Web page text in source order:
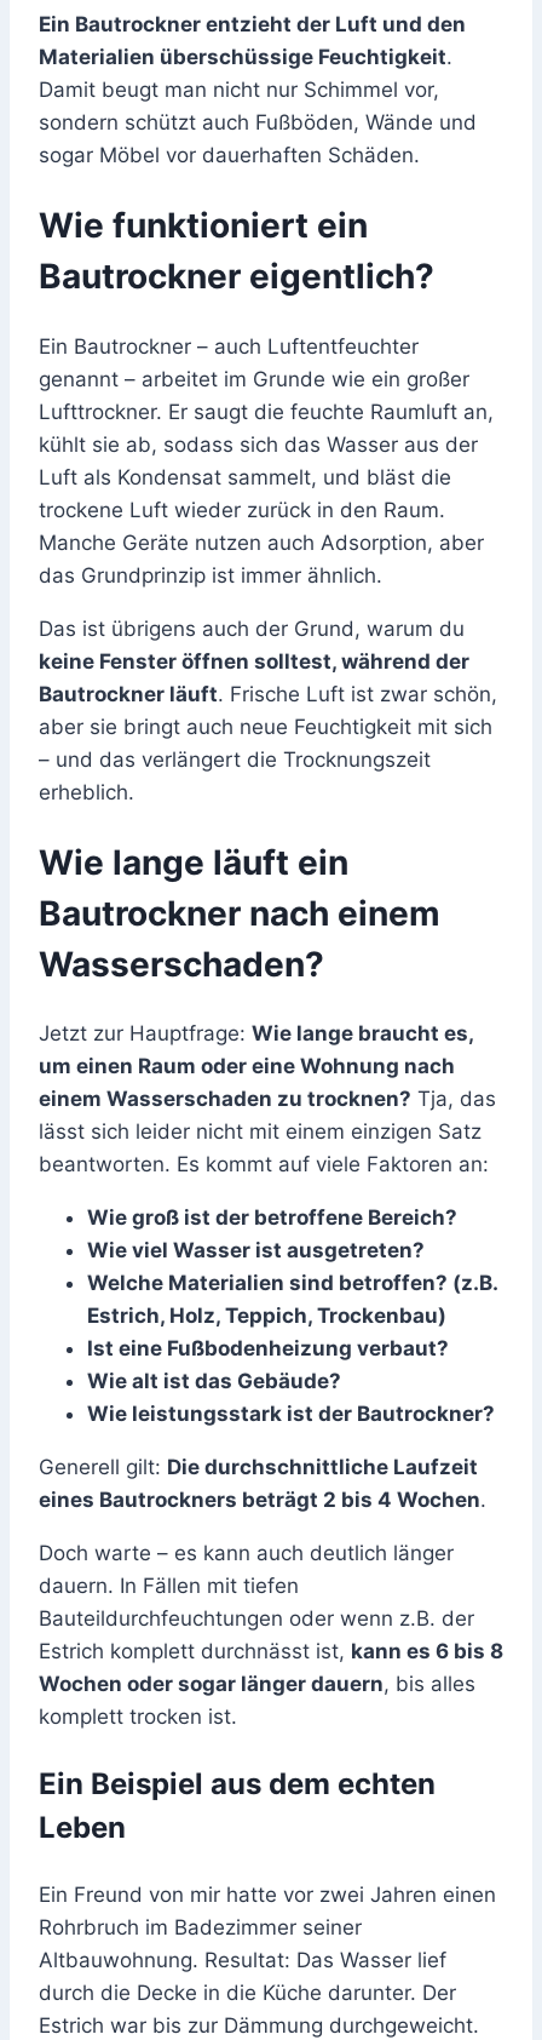
Ein Bautrockner entzieht der Luft und den
Materialien überschüssige Feuchtigkeit.
Damit beugt man nicht nur Schimmel vor,
sondern schützt auch Fußböden, Wände und
sogar Möbel vor dauerhaften Schäden.
Wie funktioniert ein
Bautrockner eigentlich?
Ein Bautrockner – auch Luftentfeuchter
genannt – arbeitet im Grunde wie ein großer
Lufttrockner. Er saugt die feuchte Raumluft an,
kühlt sie ab, sodass sich das Wasser aus der
Luft als Kondensat sammelt, und bläst die
trockene Luft wieder zurück in den Raum.
Manche Geräte nutzen auch Adsorption, aber
das Grundprinzip ist immer ähnlich.
Das ist übrigens auch der Grund, warum du
keine Fenster öffnen solltest, während der
Bautrockner läuft. Frische Luft ist zwar schön,
aber sie bringt auch neue Feuchtigkeit mit sich
– und das verlängert die Trocknungszeit
erheblich.
Wie lange läuft ein
Bautrockner nach einem
Wasserschaden?
Jetzt zur Hauptfrage: Wie lange braucht es,
um einen Raum oder eine Wohnung nach
einem Wasserschaden zu trocknen? Tja, das
lässt sich leider nicht mit einem einzigen Satz
beantworten. Es kommt auf viele Faktoren an:
Wie groß ist der betroffene Bereich?
Wie viel Wasser ist ausgetreten?
Welche Materialien sind betroffen? (z.B.
Estrich, Holz, Teppich, Trockenbau)
Ist eine Fußbodenheizung verbaut?
Wie alt ist das Gebäude?
Wie leistungsstark ist der Bautrockner?
Generell gilt: Die durchschnittliche Laufzeit
eines Bautrockners beträgt 2 bis 4 Wochen.
Doch warte – es kann auch deutlich länger
dauern. In Fällen mit tiefen
Bauteildurchfeuchtungen oder wenn z.B. der
Estrich komplett durchnässt ist, kann es 6 bis 8
Wochen oder sogar länger dauern, bis alles
komplett trocken ist.
Ein Beispiel aus dem echten
Leben
Ein Freund von mir hatte vor zwei Jahren einen
Rohrbruch im Badezimmer seiner
Altbauwohnung. Resultat: Das Wasser lief
durch die Decke in die Küche darunter. Der
Estrich war bis zur Dämmung durchgeweicht.